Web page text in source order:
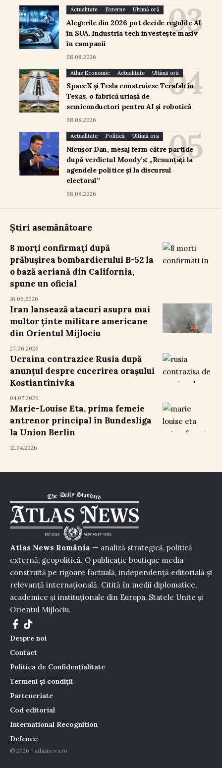
Actualitate Externe Ultimă oră
Alegerile din 2026 pot decide regulile AI
în SUA. Industria tech investește masiv
în campanii
08.08.2026
Atlas Economic Actualitate Ultimă oră
SpaceX și Tesla construiesc Terafab în
Texas, o fabrică uriașă de
semiconductori pentru AI și robotică
08.08.2026
Actualitate Politică Ultimă oră
Nicușor Dan, mesaj ferm către partide
după verdictul Moody’s: „Renunțați la
agendele politice și la discursul
electoral”
08.08.2026
Știri asemănătoare
8 morți confirmați după
prăbușirea bombardierului B-52 la
o bază aeriană din California,
spune un oficial
16.06.2026
Iran lansează atacuri asupra mai
multor ținte militare americane
din Orientul Mijlociu
27.06.2026
Ucraina contrazice Rusia după
anunțul despre cucerirea orașului
Kostiantînivka
04.07.2026
Marie-Louise Eta, prima femeie
antrenor principal în Bundesliga
la Union Berlin
12.04.2026
Atlas News România — analiză strategică, politică
externă, geopolitică. O publicație boutique media
construită pe rigoare factuală, independență editorială și
relevanță internațională. Citită în medii diplomatice,
academice și instituționale din Europa, Statele Unite și
Orientul Mijlociu.
Despre noi
Contact
Politica de Confidențialitate
Termeni și condiții
Parteneriate
Cod editorial
International Recognition
Defence
© 2026 - atlasnews.ro